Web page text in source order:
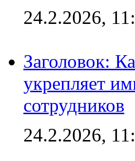
24.2.2026,
Заголовок:
укрепляет
сотрудников
24.2.2026,